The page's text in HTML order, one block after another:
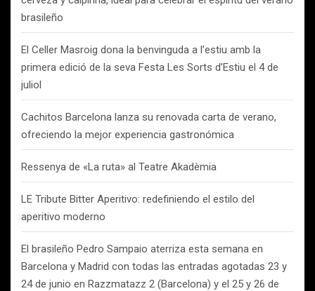
brasileño
El Celler Masroig dona la benvinguda a l’estiu amb la
primera edició de la seva Festa Les Sorts d’Estiu el 4 de
juliol
Cachitos Barcelona lanza su renovada carta de verano,
ofreciendo la mejor experiencia gastronómica
Ressenya de «La ruta» al Teatre Akadèmia
LE Tribute Bitter Aperitivo: redefiniendo el estilo del
aperitivo moderno
El brasileño Pedro Sampaio aterriza esta semana en
Barcelona y Madrid con todas las entradas agotadas 23 y
24 de junio en Razzmatazz 2 (Barcelona) y el 25 y 26 de